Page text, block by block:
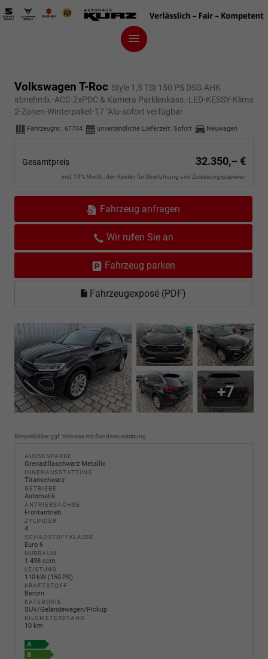
Volkswagen T-Roc Style 1,5 TSI 150 PS DSG AHK
abnehmb.-ACC-2xPDC & Kamera Parklenkass.-LED-KESSY-Klima
2-Zonen-Winterpaket-17 "Alu-sofort verfügbar
Fahrzeugnr.: 67744 unverbindliche Lieferzeit: Sofort Neuwagen
Gesamtpreis 32.350,– €
incl. 19% MwSt., den Kosten für Überführung und Zulassungspapieren
Fahrzeug anfragen
Wir rufen Sie an
Fahrzeug parken
Fahrzeugexposé (PDF)
+7
Beispielbilder, ggf. teilweise mit Sonderausstattung
AUSSENFARBE
Grenadillaschwarz Metallic
INNENAUSSTATTUNG
Titanschwarz
GETRIEBE
Automatik
ANTRIEBSACHSE
Frontantrieb
ZYLINDER
4
SCHADSTOFFKLASSE
Euro 6
HUBRAUM
1.498 ccm
LEISTUNG
110 kW (150 PS)
KRAFTSTOFF
Benzin
KATEGORIE
SUV/Geländewagen/Pickup
KILOMETERSTAND
10 km